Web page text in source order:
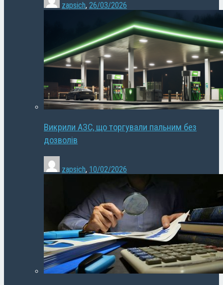
zapsich, 26/03/2026
Викрили АЗС, що торгували пальним без
дозволів
zapsich, 10/02/2026